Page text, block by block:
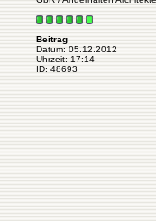
Beitrag
Datum: 05.12.2012
Uhrzeit: 17:14
ID: 48693